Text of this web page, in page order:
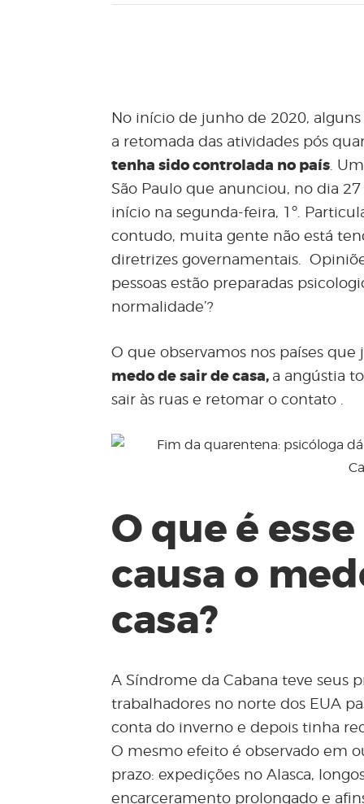
No início de junho de 2020,
a retomada das atividades pós
tenha sido controlada no país .
São Paulo que anunciou, no dia
início na segunda-feira, 1º.
contudo, muita gente não está
diretrizes governamentais.
pessoas estão preparadas
normalidade’?
O que observamos nos países
medode sair de casa, a angústia
sair às ruas e retomar o contato .
O que é
causa o
casa?
A Síndrome da Cabana teve seus
trabalhadores no norte dos EUA
conta do inverno e depois tinha
O mesmo efeito é observado em
prazo: expedições no Alasca,
encarceramento prolongado e